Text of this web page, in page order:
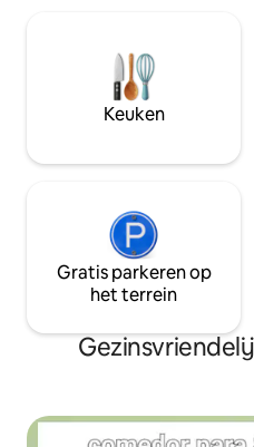
Keuken
Gratis parkeren op
het terrein